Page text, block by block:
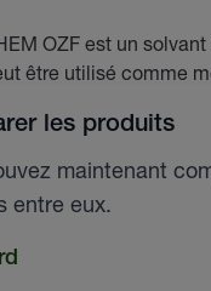
OZF est un
être utilisé comme
les produits
maintenant
entre eux.